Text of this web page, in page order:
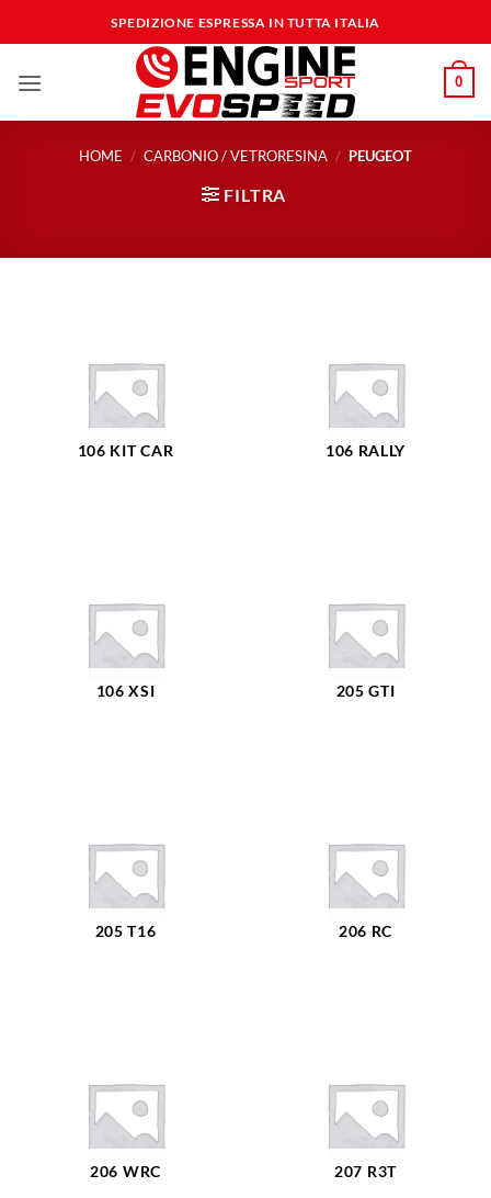
ai
SPEDIZIONE ESPRESSA IN TUTTA ITALIA
0
HOME / CARBONIO / VETRORESINA / PEUGEOT
FILTRA
106 KIT CAR 106 RALLY
106 XSI 205 GTI
205 T16 206 RC
206 WRC 207 R3T